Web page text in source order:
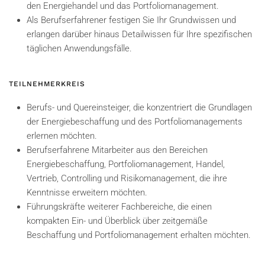
den Energiehandel und das Portfoliomanagement.
Als Berufserfahrener festigen Sie Ihr Grundwissen und
erlangen darüber hinaus Detailwissen für Ihre spezifischen
täglichen Anwendungsfälle.
TEILNEHMERKREIS
Berufs- und Quereinsteiger, die konzentriert die Grundlagen
der Energiebeschaffung und des Portfoliomanagements
erlernen möchten.
Berufserfahrene Mitarbeiter aus den Bereichen
Energiebeschaffung, Portfoliomanagement, Handel,
Vertrieb, Controlling und Risikomanagement, die ihre
Kenntnisse erweitern möchten.
Führungskräfte weiterer Fachbereiche, die einen
kompakten Ein- und Überblick über zeitgemäße
Beschaffung und Portfoliomanagement erhalten möchten.